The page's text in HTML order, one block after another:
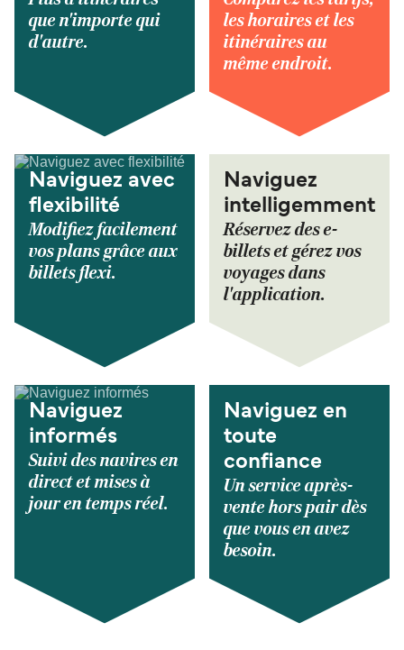
que n'importe qui
d'autre.
les horaires et les
itinéraires au
même endroit.
Naviguez avec
flexibilité
Modifiez facilement
vos plans grâce aux
billets flexi.
Naviguez
intelligemment
Réservez des e-
billets et gérez vos
voyages dans
l'application.
Naviguez
informés
Suivi des navires en
direct et mises à
jour en temps réel.
Naviguez en
toute
confiance
Un service après-
vente hors pair dès
que vous en avez
besoin.